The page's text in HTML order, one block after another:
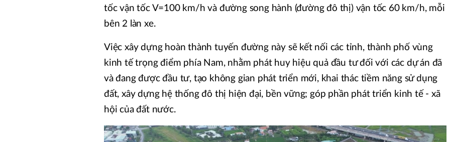
tốc vận tốc V=100 km/h và đường song hành (đường đô thị) vận tốc 60 km/h, mỗi
bên 2 làn xe.
Việc xây dựng hoàn thành tuyến đường này sẽ kết nối các tỉnh, thành phố vùng
kinh tế trọng điểm phía Nam, nhằm phát huy hiệu quả đầu tư đối với các dự án đã
và đang được đầu tư, tạo không gian phát triển mới, khai thác tiềm năng sử dụng
đất, xây dựng hệ thống đô thị hiện đại, bền vững; góp phần phát triển kinh tế - xã
hội của đất nước.